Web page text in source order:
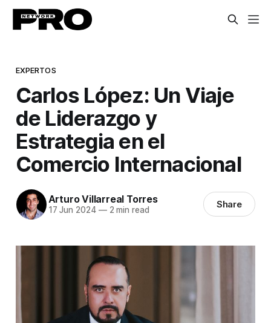
EXPERTOS
Carlos López: Un Viaje
de Liderazgo y
Estrategia en el
Comercio Internacional
Arturo Villarreal Torres
17 Jun 2024 —2 min read Share